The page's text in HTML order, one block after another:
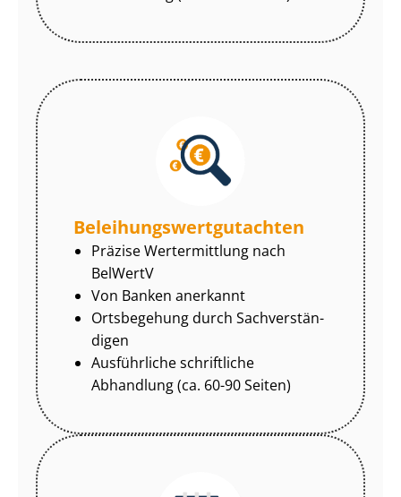
Be­lei­hungs­wert­gut­ach­ten
Präzise Wertermittlung nach
BelWertV
Von Banken anerkannt
Ortsbegehung durch Sach­ver­stän­
di­gen
Ausführliche schriftliche
Abhandlung (ca. 60-90 Seiten)